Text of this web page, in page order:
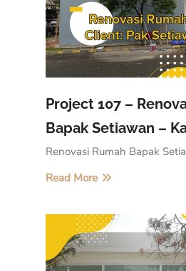
Project 107 –
Bapak Setiawan –
Renovasi Rumah Bapak
Read More